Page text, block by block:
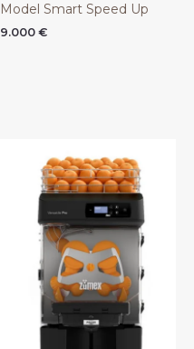
Model Smart Speed Up
9.000 €